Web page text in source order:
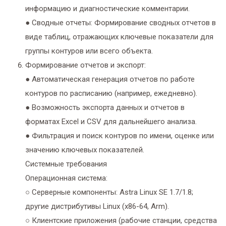
информацию и диагностические комментарии.
● Сводные отчеты: Формирование сводных отчетов в
виде таблиц, отражающих ключевые показатели для
группы контуров или всего объекта.
Формирование отчетов и экспорт:
● Автоматическая генерация отчетов по работе
контуров по расписанию (например, ежедневно).
● Возможность экспорта данных и отчетов в
форматах Excel и CSV для дальнейшего анализа.
● Фильтрация и поиск контуров по имени, оценке или
значению ключевых показателей.
Системные требования
Операционная система:
○ Серверные компоненты: Astra Linux SE 1.7/1.8;
другие дистрибутивы Linux (x86-64, Arm).
○ Клиентские приложения (рабочие станции, средства